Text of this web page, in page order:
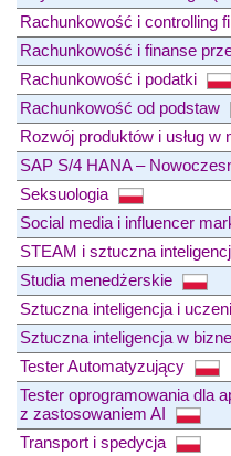
Rachunkowość i controlling
Rachunkowość i finanse
Rachunkowość i podatki
Rachunkowość od podstaw
Rozwój produktów i usług w
SAP S/4 HANA –
Seksuologia
Social media i influencer
STEAM i sztuczna
Studia menedżerskie
Sztuczna inteligencja i
Sztuczna inteligencja w
Tester Automatyzujący
Tester oprogramowania dla
z zastosowaniem AI
Transport i spedycja